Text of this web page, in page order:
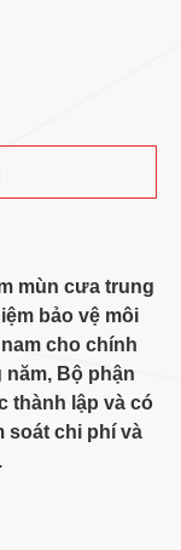
mùn cưa trung
bảo vệ môi
cho chính
năm, Bộ phận
thành lập và có
soát chi phí và